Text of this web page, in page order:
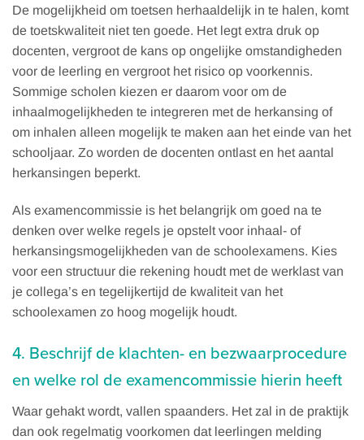
De mogelijkheid om toetsen herhaaldelijk in te halen, komt
de toetskwaliteit niet ten goede. Het legt extra druk op
docenten, vergroot de kans op ongelijke omstandigheden
voor de leerling en vergroot het risico op voorkennis.
Sommige scholen kiezen er daarom voor om de
inhaalmogelijkheden te integreren met de herkansing of
om inhalen alleen mogelijk te maken aan het einde van het
schooljaar. Zo worden de docenten ontlast en het aantal
herkansingen beperkt.
Als examencommissie is het belangrijk om goed na te
denken over welke regels je opstelt voor inhaal- of
herkansingsmogelijkheden van de schoolexamens. Kies
voor een structuur die rekening houdt met de werklast van
je collega’s en tegelijkertijd de kwaliteit van het
schoolexamen zo hoog mogelijk houdt.
4. Beschrijf de klachten- en bezwaarprocedure
en welke rol de examencommissie hierin heeft
Waar gehakt wordt, vallen spaanders. Het zal in de praktijk
dan ook regelmatig voorkomen dat leerlingen melding